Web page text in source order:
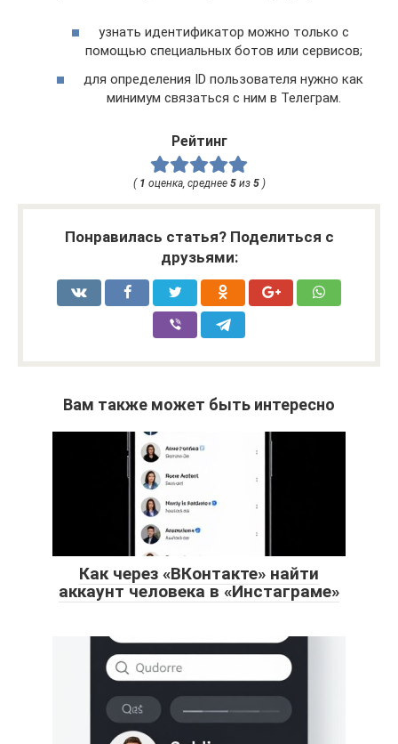
узнать идентификатор можно только с
помощью специальных ботов или сервисов;
для определения ID пользователя нужно как
минимум связаться с ним в Телеграм.
Рейтинг
( 1 оценка, среднее 5из 5)
Понравилась статья? Поделиться с
друзьями:
Вам также может быть интересно
Как через «ВКонтакте» найти
аккаунт человека в «Инстаграме»